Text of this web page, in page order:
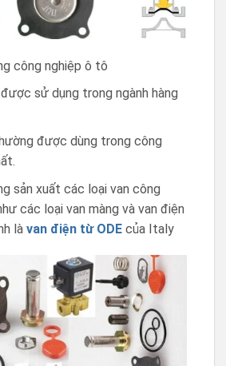
công nghiệp ô tô
sử dụng trong ngành hàng
được dùng trong công
sản xuất các loại van công
các loại van màng và van điện
là van điện từ ODEcủa Italy